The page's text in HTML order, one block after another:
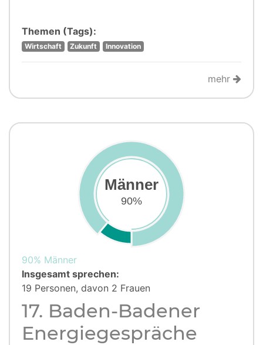
Themen (Tags):
Wirtschaft Zukunft Innovation
mehr
Männer
90%
90% Männer
Insgesamt sprechen:
19 Personen, davon 2 Frauen
17. Baden-Badener
Energie­gespräche